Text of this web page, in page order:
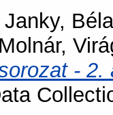
Janky, Béla
Molnár,
-